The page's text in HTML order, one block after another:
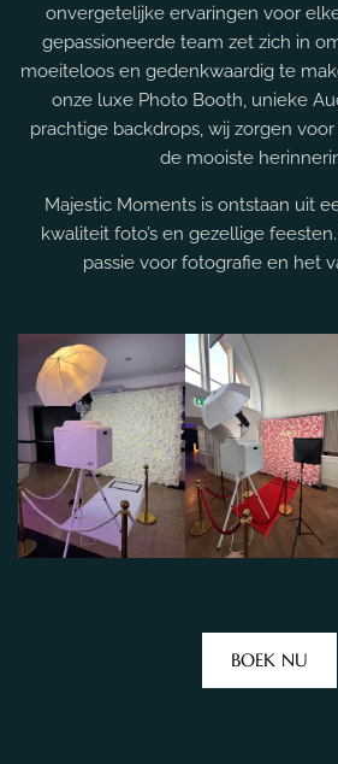
onvergetelijke ervaringen voor
gepassioneerde team zet zich in
moeiteloos en gedenkwaardig te
onze luxe Photo Booth, unieke
prachtige backdrops, wij zorgen
de mooiste
Majestic Moments is ontstaan uit
kwaliteit foto’s en gezellige
passie voor fotografie en het
BOEK NU